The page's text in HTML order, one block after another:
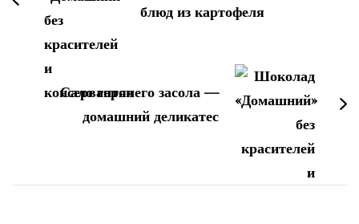
блюд из картофеля
Сало горячего засола —
домашний деликатес